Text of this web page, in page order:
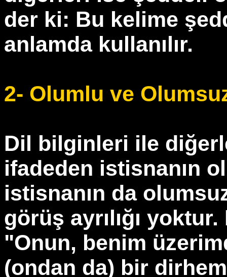
der ki: Bu kelime
anlamda kullanılır.
2- Olumlu ve
Dil bilginleri ile
ifadeden istisnanın
istisnanın da
görüş ayrılığı
"Onun, benim
(ondan da) bir